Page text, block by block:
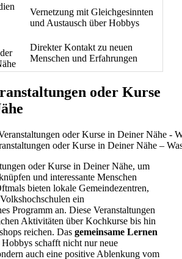
Vernetzung mit Gleichgesinnten
und Austausch über Hobbys
Direkter Kontakt zu neuen
Menschen und Erfahrungen
oder Kurse
oder Kurse in Deiner Nähe –
oder Kurse in Deiner Nähe, um
und interessante Menschen
bieten lokale Gemeindezentren,
ein
Programm an. Diese Veranstaltungen
Aktivitäten über Kochkurse bis hin
reichen. Das gemeinsame Lernen
schafft nicht nur neue
auch eine positive Ablenkung vom